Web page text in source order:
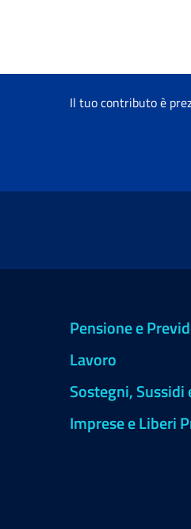
Il tuo contributo è
Pensione e
Lavoro
Sostegni,
Imprese e Liberi